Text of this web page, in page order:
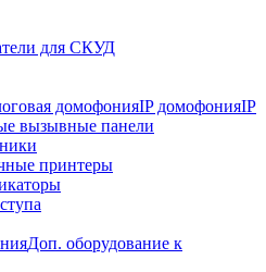
для СКУД
домофонияIP домофонияIP
вызывные панели
принтеры
Доп. оборудование к